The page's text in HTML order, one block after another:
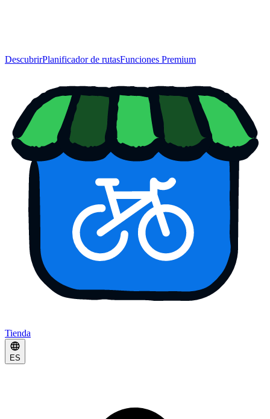
DescubrirPlanificador de rutasFunciones Premium
Tienda
ES